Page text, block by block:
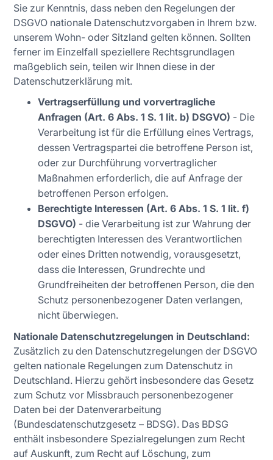
Sie zur Kenntnis, dass neben den Regelungen der
DSGVO nationale Datenschutzvorgaben in Ihrem bzw.
unserem Wohn- oder Sitzland gelten können. Sollten
ferner im Einzelfall speziellere Rechtsgrundlagen
maßgeblich sein, teilen wir Ihnen diese in der
Datenschutzerklärung mit.
Vertragserfüllung und vorvertragliche
Anfragen (Art. 6 Abs. 1 S. 1 lit. b) DSGVO) - Die
Verarbeitung ist für die Erfüllung eines Vertrags,
dessen Vertragspartei die betroffene Person ist,
oder zur Durchführung vorvertraglicher
Maßnahmen erforderlich, die auf Anfrage der
betroffenen Person erfolgen.
Berechtigte Interessen (Art. 6 Abs. 1 S. 1 lit. f)
DSGVO) - die Verarbeitung ist zur Wahrung der
berechtigten Interessen des Verantwortlichen
oder eines Dritten notwendig, vorausgesetzt,
dass die Interessen, Grundrechte und
Grundfreiheiten der betroffenen Person, die den
Schutz personenbezogener Daten verlangen,
nicht überwiegen.
Nationale Datenschutzregelungen in Deutschland:
Zusätzlich zu den Datenschutzregelungen der DSGVO
gelten nationale Regelungen zum Datenschutz in
Deutschland. Hierzu gehört insbesondere das Gesetz
zum Schutz vor Missbrauch personenbezogener
Daten bei der Datenverarbeitung
(Bundesdatenschutzgesetz – BDSG). Das BDSG
enthält insbesondere Spezialregelungen zum Recht
auf Auskunft, zum Recht auf Löschung, zum